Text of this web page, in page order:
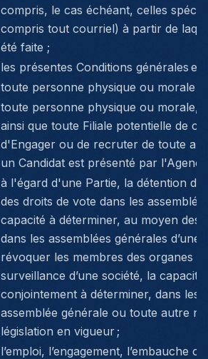
compris, le cas échéant, celles
compris tout courriel) à partir de
été faite ;
les présentes Conditions générales
toute personne physique ou morale
toute personne physique ou morale,
ainsi que toute Filiale potentielle de
d'Engager ou de recruter de toute
un Candidat est présenté par
à l'égard d'une Partie, la détention
des droits de vote dans les
capacité à déterminer, au moyen des
dans les assemblées générales
révoquer les membres des organes
surveillance d’une société, la capacité
conjointement à déterminer, dans les
assemblée générale ou toute autre
législation en vigueur ;
l’emploi, l’engagement, l’embauche